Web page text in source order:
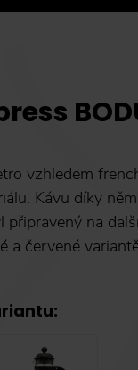
vzhledem
Kávu díky
připravený na
a červené
: